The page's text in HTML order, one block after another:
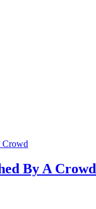
By A Crowd